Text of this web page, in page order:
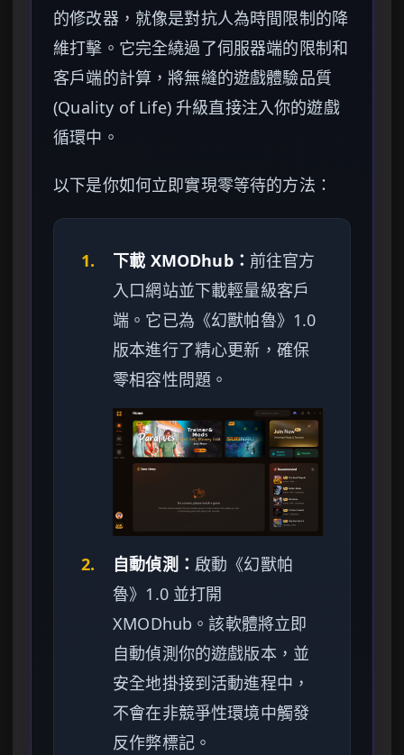
的修改器，就像是對抗人為時間限制的降
維打擊。它完全繞過了伺服器端的限制和
客戶端的計算，將無縫的遊戲體驗品質
(Quality of Life) 升級直接注入你的遊戲
循環中。
以下是你如何立即實現零等待的方法：
1. 下載 XMODhub： 前往官方
入口網站並下載輕量級客戶
端。它已為《幻獸帕魯》1.0
版本進行了精心更新，確保
零相容性問題。
2. 自動偵測： 啟動《幻獸帕
魯》1.0 並打開
XMODhub。該軟體將立即
自動偵測你的遊戲版本，並
安全地掛接到活動進程中，
不會在非競爭性環境中觸發
反作弊標記。